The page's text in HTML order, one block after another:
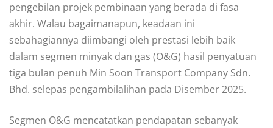
pengebilan projek pembinaan yang berada di fasa
akhir. Walau bagaimanapun, keadaan ini
sebahagiannya diimbangi oleh prestasi lebih baik
dalam segmen minyak dan gas (O&G) hasil penyatuan
tiga bulan penuh Min Soon Transport Company Sdn.
Bhd. selepas pengambilalihan pada Disember 2025.
Segmen O&G mencatatkan pendapatan sebanyak